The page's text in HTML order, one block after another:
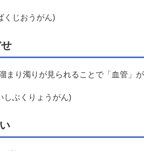
くじおうがん)
まり濁りが見られることで「血管」
しぶくりょうがん)